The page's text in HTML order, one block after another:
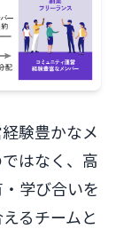
験豊かなメ
はなく、高
学び合いを
るチームと